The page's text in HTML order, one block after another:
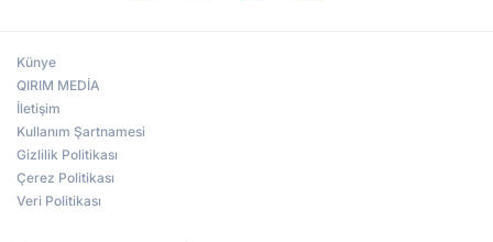
Künye
QIRIM MEDİA
İletişim
Kullanım Şartnamesi
Gizlilik Politikası
Çerez Politikası
Veri Politikası